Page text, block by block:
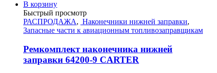
В корзину
Быстрый просмотр
РАСПРОДАЖА, Наконечники нижней заправки,
Запасные части к авиационным топливозаправщикам
Ремкомплект наконечника нижней
заправки 64200-9 CARTER